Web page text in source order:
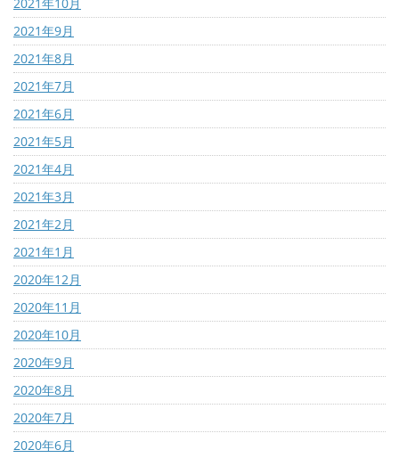
2021年10月
2021年9月
2021年8月
2021年7月
2021年6月
2021年5月
2021年4月
2021年3月
2021年2月
2021年1月
2020年12月
2020年11月
2020年10月
2020年9月
2020年8月
2020年7月
2020年6月